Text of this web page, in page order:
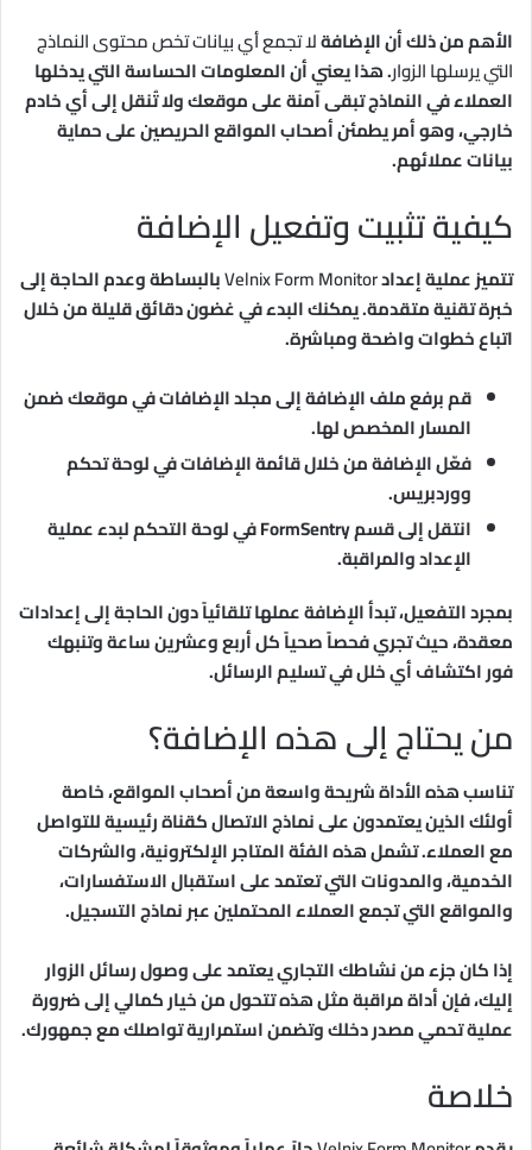
الأهم من ذلك أن الإضافةلا تجمع أي بيانات تخص محتوى النماذج
التي يرسلها الزوار. هذا يعني أن المعلومات الحساسة التي يدخلها
العملاء في النماذج تبقى آمنة على موقعك ولا تُنقل إلى أي خادم
خارجي، وهو أمر يطمئن أصحاب المواقع الحريصين على حماية
بيانات عملائهم.
كيفية تثبيت وتفعيل الإضافة
تتميز عملية إعدادVelnix Form Monitorبالبساطة وعدم الحاجة إلى
خبرة تقنية متقدمة. يمكنك البدء في غضون دقائق قليلة من خلال
اتباع خطوات واضحة ومباشرة.
قم برفع ملف الإضافة إلى مجلد الإضافات في موقعك ضمن
المسار المخصص لها.
فعّل الإضافة من خلال قائمة الإضافات في لوحة تحكم
ووردبريس.
انتقل إلى قسم FormSentry في لوحة التحكم لبدء عملية
الإعداد والمراقبة.
بمجرد التفعيل، تبدأ الإضافة عملها تلقائياً دون الحاجة إلى إعدادات
معقدة، حيث تجري فحصاً صحياً كل أربع وعشرين ساعة وتنبهك
فور اكتشاف أي خلل في تسليم الرسائل.
من يحتاج إلى هذه الإضافة؟
تناسب هذه الأداة شريحة واسعة من أصحاب المواقع، خاصة
أولئك الذين يعتمدون على نماذج الاتصال كقناة رئيسية للتواصل
مع العملاء. تشمل هذه الفئة المتاجر الإلكترونية، والشركات
الخدمية، والمدونات التي تعتمد على استقبال الاستفسارات،
والمواقع التي تجمع العملاء المحتملين عبر نماذج التسجيل.
إذا كان جزء من نشاطك التجاري يعتمد على وصول رسائل الزوار
إليك، فإن أداة مراقبة مثل هذه تتحول من خيار كمالي إلى ضرورة
عملية تحمي مصدر دخلك وتضمن استمرارية تواصلك مع جمهورك.
خلاصة